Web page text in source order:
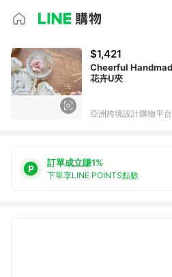
$1,421
Cheerful
花卉U夾
亞洲跨境設計購物平
訂單成立賺1%
下單享LINE POINTS點數